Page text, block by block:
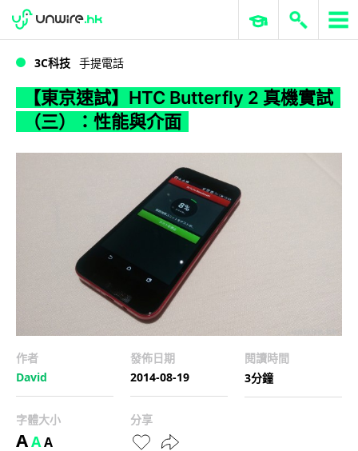
WWDC 2026 ERP 與商業 AI
3C科技 手提電話
【東京速試】HTC Butterfly 2 真機實試
（三）：性能與介面
作者
David
發佈日期
2014-08-19
閱讀時間
3分鐘
字體大小
AAA
分享